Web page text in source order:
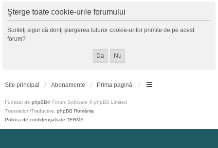
Şterge toate cookie-urile forumului
Sunteţi sigur că doriţi ştergerea tuturor cookie-urilor primite de pe acest
forum?
Site principal Abonamente Prima pagină
Furnizat de phpBB® Forum Software © phpBB Limited
Translation/Traducere: phpBB România
Politica de confidenţialitate TERMS